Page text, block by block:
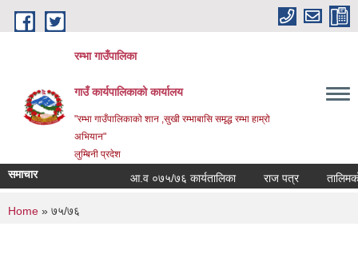
Skip to main content
रम्भा गाउँपालिका
गाउँ कार्यपालिकाको कार्यालय
"रम्भा गाउँपालिकाको शान ,सुखी रम्भाबासि समृद्ध रम्भा हाम्रो
अभियान"
लुम्बिनी प्रदेश
समाचार आ.व ०७५/७६ कार्यतालिका राज पत्र तालिमको
You are here
Home » ७५/७६